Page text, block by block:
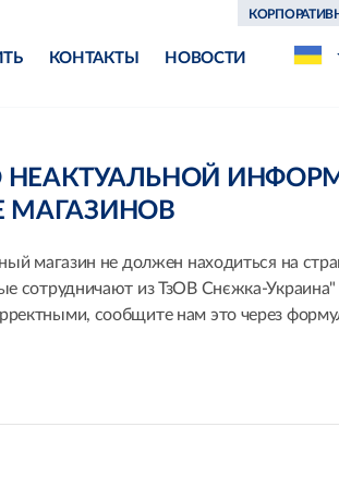
КОНТАКТЫ НОВОСТИ
МАГАЗИНОВ
магазин не должен находиться на
сотрудничают из ТзОВ Снєжка-Украина"
сообщите нам это через